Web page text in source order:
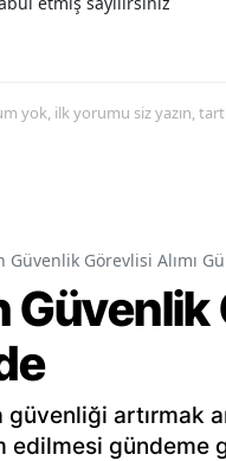
yok, ilk yorumu siz yazın,
Güvenlik Görevlisi Alımı
Güvenlik
artırmak
gündeme